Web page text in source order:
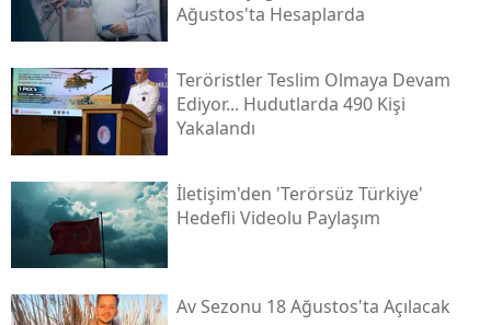
Ağustos'ta Hesaplarda
Teröristler Teslim Olmaya Devam
Ediyor... Hudutlarda 490 Kişi
Yakalandı
İletişim'den 'terörsüz Türkiye'
Hedefli Videolu Paylaşım
Av Sezonu 18 Ağustos'ta Açılacak